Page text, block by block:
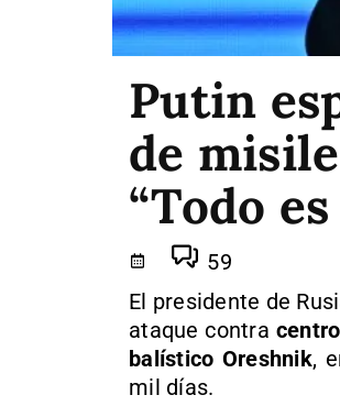
Putin
de
“Todo
59
El presidente de
ataque contra
balístico Oreshnik,
mil días.